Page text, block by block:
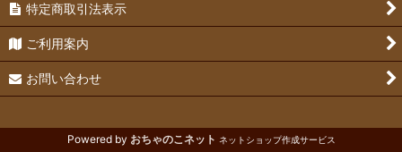
特定商取引法表示
ご利用案内
お問い合わせ
Powered by おちゃのこネット ネットショップ作成サービス